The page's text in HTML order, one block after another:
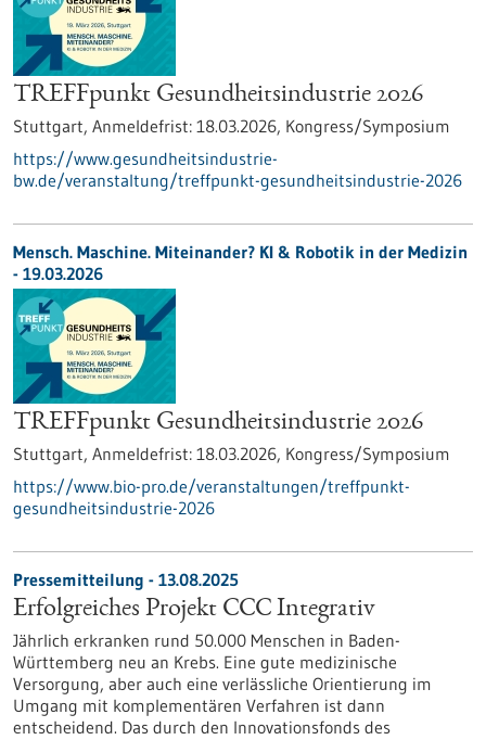
TREFFpunkt Gesundheitsindustrie 2026
Stuttgart, Anmeldefrist: 18.03.2026, Kongress/Symposium
https://www.gesundheitsindustrie-
bw.de/veranstaltung/treffpunkt-gesundheitsindustrie-2026
Mensch. Maschine. Miteinander? KI & Robotik in der Medizin
- 19.03.2026
TREFFpunkt Gesundheitsindustrie 2026
Stuttgart, Anmeldefrist: 18.03.2026, Kongress/Symposium
https://www.bio-pro.de/veranstaltungen/treffpunkt-
gesundheitsindustrie-2026
Pressemitteilung - 13.08.2025
Erfolgreiches Projekt CCC Integrativ
Jährlich erkranken rund 50.000 Menschen in Baden-
Württemberg neu an Krebs. Eine gute medizinische
Versorgung, aber auch eine verlässliche Orientierung im
Umgang mit komplementären Verfahren ist dann
entscheidend. Das durch den Innovationsfonds des